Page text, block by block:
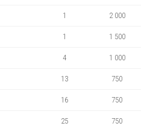
1 2 000
1 1 500
4 1 000
13 750
16 750
25 750